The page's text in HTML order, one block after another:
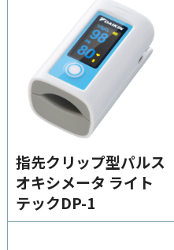
医療ガスパイピングシステム
バイオ機器
イベント・セミナー
指先クリップ型パルス
オキシメータ ライト
テックDP-1